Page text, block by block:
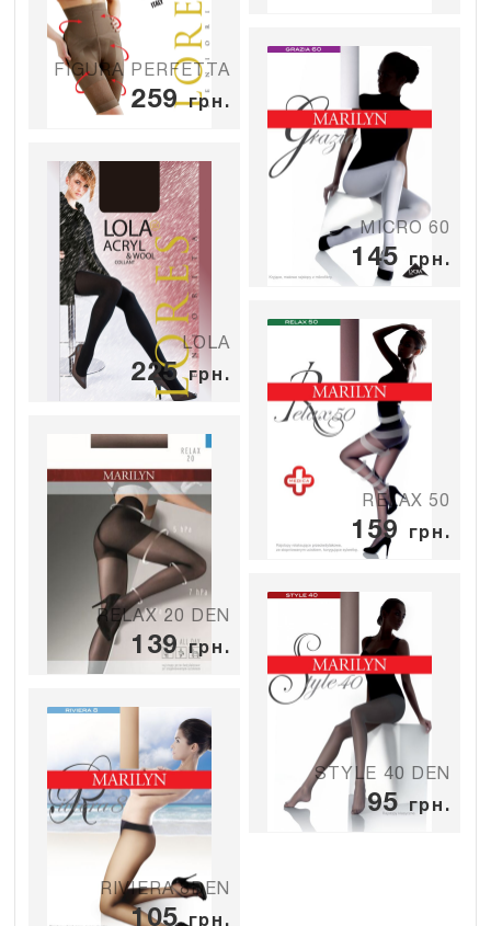
FIGURA PERFETTA
259грн.
LOLA
225грн.
MICRO 60
145 грн.
RELAX 20 DEN
139грн.
RELAX 50
159 грн.
RIVIERA 8DEN
105грн.
STYLE 40 DEN
95грн.